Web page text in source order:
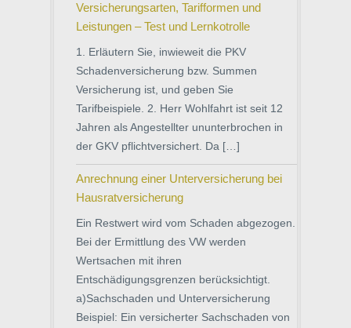
Versicherungsarten, Tarifformen und
Leistungen – Test und Lernkotrolle
1. Erläutern Sie, inwieweit die PKV
Schadenversicherung bzw. Summen
Versicherung ist, und geben Sie
Tarifbeispiele. 2. Herr Wohlfahrt ist seit 12
Jahren als Angestellter ununterbrochen in
der GKV pflichtversichert. Da […]
Anrechnung einer Unterversicherung bei
Hausratversicherung
Ein Restwert wird vom Schaden abgezogen.
Bei der Ermittlung des VW werden
Wertsachen mit ihren
Entschädigungsgrenzen berücksichtigt.
a)Sachschaden und Unterversicherung
Beispiel: Ein versicherter Sachschaden von